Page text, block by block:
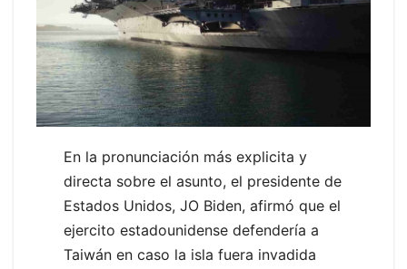
En la pronunciación más explicita y
directa sobre el asunto, el presidente de
Estados Unidos, JO Biden, afirmó que el
ejercito estadounidense defendería a
Taiwán en caso la isla fuera invadida